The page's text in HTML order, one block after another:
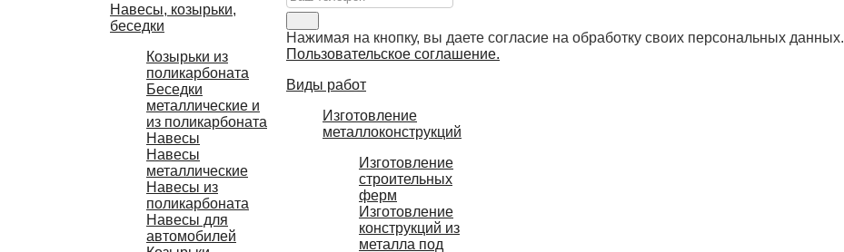
Навесы, козырьки,
беседки
Козырьки из
поликарбоната
Беседки
металлические и
из поликарбоната
Навесы
Навесы
металлические
Навесы из
поликарбоната
Навесы для
автомобилей
Нажимая на кнопку, вы даете согласие на обработку своих персональных данных.
Пользовательское соглашение.
Виды работ
Изготовление
металлоконструкций
Изготовление
строительных
ферм
Изготовление
конструкций из
металла под